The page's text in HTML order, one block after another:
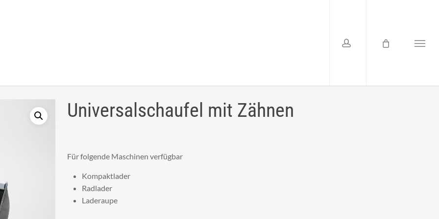
Menu
Universalschaufel mit Zähnen
Für folgende Maschinen verfügbar
Kompaktlader
Radlader
Laderaupe